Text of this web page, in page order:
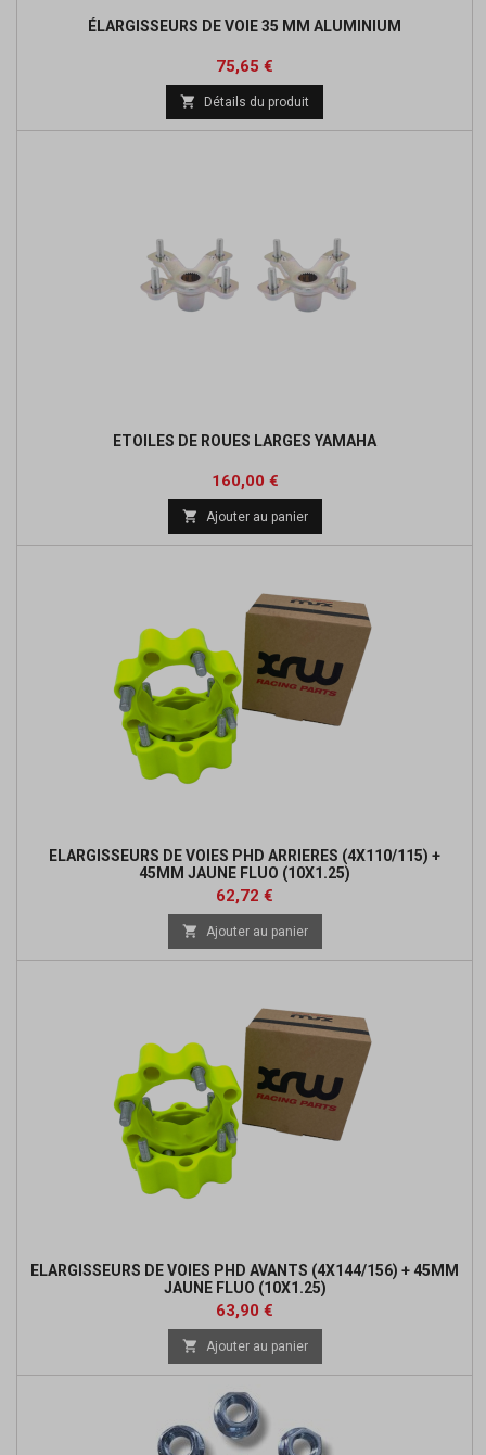
ÉLARGISSEURS DE VOIE 35 MM ALUMINIUM
Prix
75,65 €
 Détails du produit
ETOILES DE ROUES LARGES YAMAHA
Prix
160,00 €
 Ajouter au panier
ELARGISSEURS DE VOIES PHD ARRIERES (4X110/115) +
45MM JAUNE FLUO (10X1.25)
Prix
62,72 €
base
 Ajouter au panier
ELARGISSEURS DE VOIES PHD AVANTS (4X144/156) + 45MM
JAUNE FLUO (10X1.25)
Prix
63,90 €
base
 Ajouter au panier